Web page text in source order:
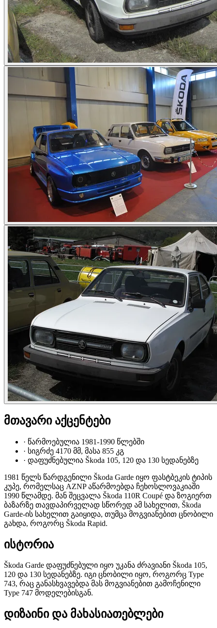
მთავარი აქცენტები
· წარმოებულია 1981-1990 წლებში
· სიგრძე 4170 მმ, მასა 855 კგ
· დაფუძნებულია Škoda 105, 120 და 130 სედანებზე
1981 წელს წარდგენილი Škoda Garde იყო ფასტბეკის ტიპის
კუპე, რომელსაც AZNP აწარმოებდა ჩეხოსლოვაკიაში
1990 წლამდე. მან შეცვალა Škoda 110R Coupé და ზოგიერთ
ბაზარზე თავდაპირველად სწორედ ამ სახელით, Škoda
Garde-ის სახელით გაიყიდა, თუმცა მოგვიანებით ცნობილი
გახდა, როგორც Škoda Rapid.
ისტორია
Škoda Garde დაფუძნებული იყო უკანა ძრავიანი Škoda 105,
120 და 130 სედანებზე. იგი ცნობილი იყო, როგორც Type
743, რაც განასხვავებდა მას მოგვიანებით გამოჩენილი
Type 747 მოდელებისგან.
დიზაინი და მახასიათებლები